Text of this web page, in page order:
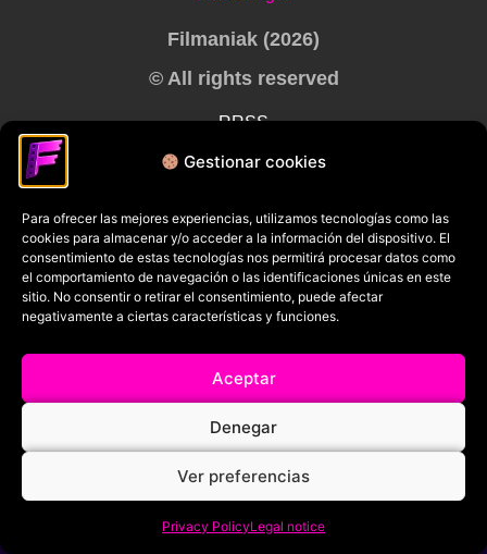
Gestionar cookies
Para ofrecer las mejores experiencias, utilizamos tecnologías como las
cookies para almacenar y/o acceder a la información del dispositivo. El
consentimiento de estas tecnologías nos permitirá procesar datos como
el comportamiento de navegación o las identificaciones únicas en este
sitio. No consentir o retirar el consentimiento, puede afectar
negativamente a ciertas características y funciones.
Aceptar
Denegar
Ver preferencias
Privacy PolicyLegal notice
Filmaniak (2026)
© All rights reserved
RRSS